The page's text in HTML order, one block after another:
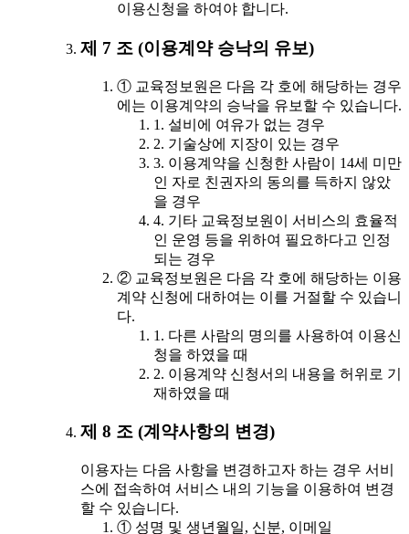
이용신청을 하여야 합니다.
제 7 조 (이용계약 승낙의 유보)
① 교육정보원은 다음 각 호에 해당하는 경우
에는 이용계약의 승낙을 유보할 수 있습니다.
1. 설비에 여유가 없는 경우
2. 기술상에 지장이 있는 경우
3. 이용계약을 신청한 사람이 14세 미만
인 자로 친권자의 동의를 득하지 않았
을 경우
4. 기타 교육정보원이 서비스의 효율적
인 운영 등을 위하여 필요하다고 인정
되는 경우
② 교육정보원은 다음 각 호에 해당하는 이용
계약 신청에 대하여는 이를 거절할 수 있습니
다.
1. 다른 사람의 명의를 사용하여 이용신
청을 하였을 때
2. 이용계약 신청서의 내용을 허위로 기
재하였을 때
제 8 조 (계약사항의 변경)
이용자는 다음 사항을 변경하고자 하는 경우 서비
스에 접속하여 서비스 내의 기능을 이용하여 변경
할 수 있습니다.
① 성명 및 생년월일, 신분, 이메일